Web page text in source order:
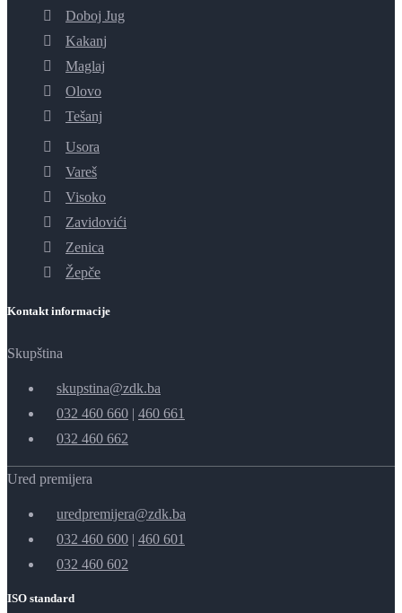
Doboj Jug
Kakanj
Maglaj
Olovo
Tešanj
Usora
Vareš
Visoko
Zavidovići
Zenica
Žepče
Kontakt informacije
Skupština
skupstina@zdk.ba
032 460 660 | 460 661
032 460 662
Ured premijera
uredpremijera@zdk.ba
032 460 600 | 460 601
032 460 602
ISO standard